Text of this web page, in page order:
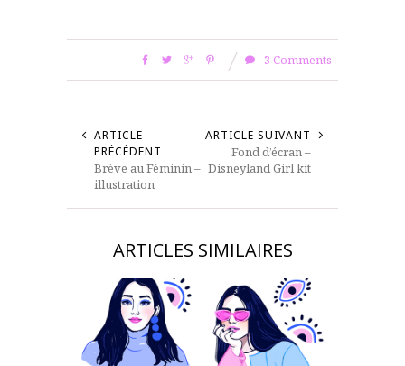
3 Comments
ARTICLE
PRÉCÉDENT
Brève au Féminin –
illustration
ARTICLE SUIVANT
Fond d’écran –
Disneyland Girl kit
ARTICLES SIMILAIRES